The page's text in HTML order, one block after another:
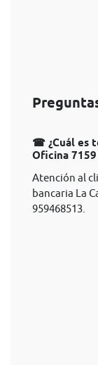
☎ ¿Cuál es
Oficina 7159
Atención al
bancaria La
959468513.